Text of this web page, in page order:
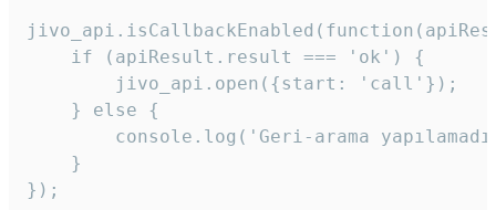
    if (apiResult.result === 'ok') {
        jivo_api.open({start: 'call'});
    } else {
console.log('Geri-arama
    }
});